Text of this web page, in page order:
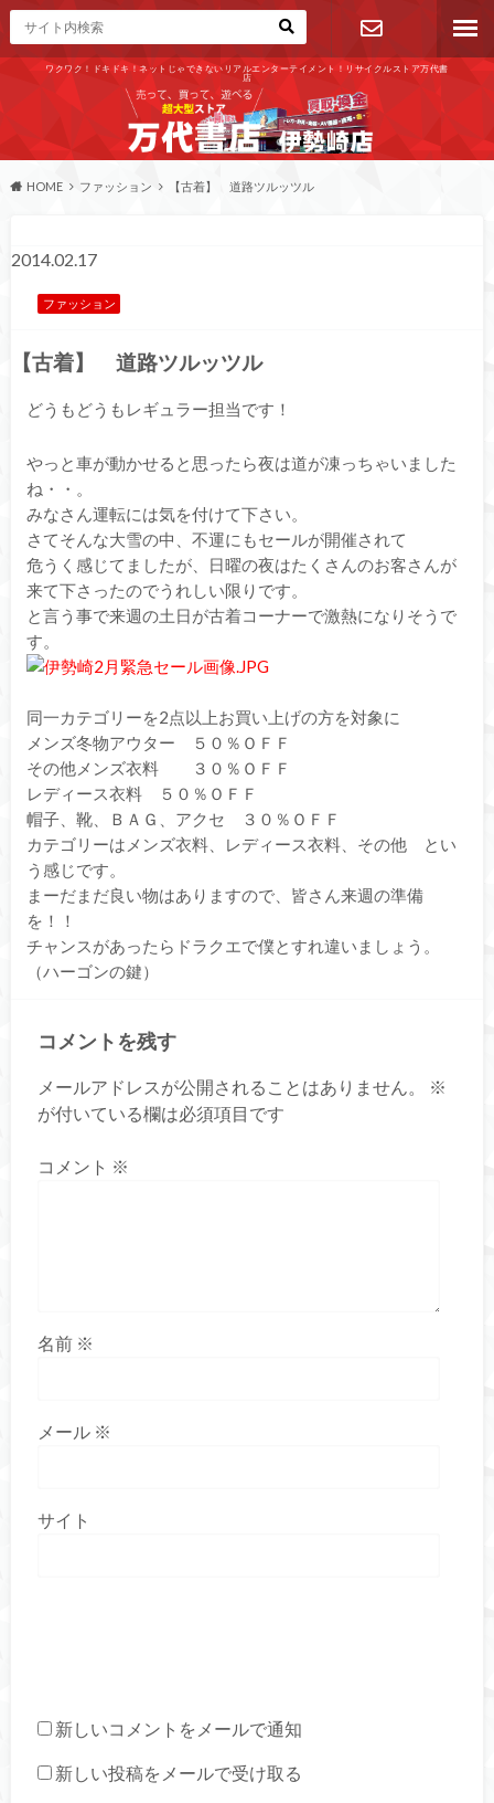
ワクワク！ドキドキ！ネットじゃできないリアルエンターテイメント！リサイクルストア万代書
店
お問い合わ
せ
HOME ファッション 【古着】 道路ツルッツル
2014.02.17
ファッション
【古着】 道路ツルッツル
どうもどうもレギュラー担当です！
やっと車が動かせると思ったら夜は道が凍っちゃいました
ね・・。
みなさん運転には気を付けて下さい。
さてそんな大雪の中、不運にもセールが開催されて
危うく感じてましたが、日曜の夜はたくさんのお客さんが
来て下さったのでうれしい限りです。
と言う事で来週の土日が古着コーナーで激熱になりそうで
す。
同一カテゴリーを2点以上お買い上げの方を対象に
メンズ冬物アウター ５０％ＯＦＦ
その他メンズ衣料 ３０％ＯＦＦ
レディース衣料 ５０％ＯＦＦ
帽子、靴、ＢＡＧ、アクセ ３０％ＯＦＦ
カテゴリーはメンズ衣料、レディース衣料、その他 とい
う感じです。
まーだまだ良い物はありますので、皆さん来週の準備
を！！
チャンスがあったらドラクエで僕とすれ違いましょう。
（ハーゴンの鍵）
コメントを残す
メールアドレスが公開されることはありません。
※
が付いている欄は必須項目です
コメント ※
名前 ※
メール ※
サイト
新しいコメントをメールで通知
新しい投稿をメールで受け取る